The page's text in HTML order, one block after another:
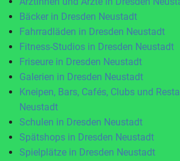
Bäcker in Dresden Neustadt
Fahrradläden in Dresden Neustadt
Fitness-Studios in Dresden Neustadt
Friseure in Dresden Neustadt
Galerien in Dresden Neustadt
Kneipen, Bars, Cafés, Clubs und
Neustadt
Schulen in Dresden Neustadt
Spätshops in Dresden Neustadt
Spielplätze in Dresden Neustadt